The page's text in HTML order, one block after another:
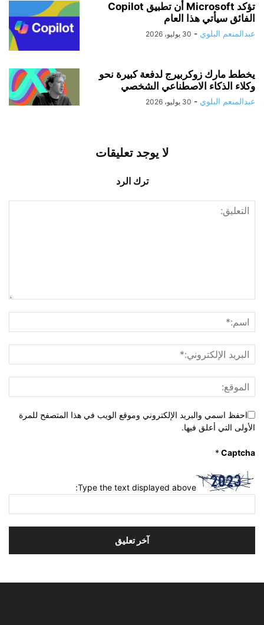
تؤكد Microsoft أن تطبيق Copilot
الفائق سيأتي هذا العام
عبدالمنعم البلوي - 30 يوليو، 2026
يخطط مارك زوكربيرج لدفعة كبيرة نحو
وكلاء الذكاء الاصطناعي الشخصي
عبدالمنعم البلوي - 30 يوليو، 2026
لا يوجد تعليقات
ترك الرد
احفظ اسمي والبريد الإلكتروني وموقع الويب في هذا المتصفح للمرة
الأولى التي أعلق فيها.
Captcha
*
Type the text displayed above: